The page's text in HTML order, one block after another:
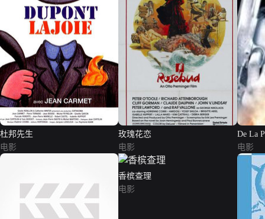
杜邦先生
电影
玫瑰花恋
电影
De La
电影
香槟查理
电影